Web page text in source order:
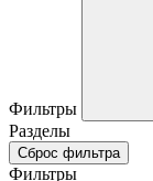
Фильтры
Разделы
Сброс фильтра
Фильтры